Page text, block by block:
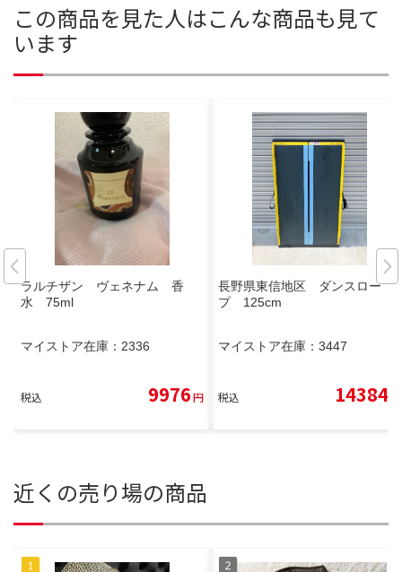
この商品を見た人はこんな商品も見て
います
ラルチザン ヴェネナム 香
水 75ml
マイストア在庫： 2336
税込 9976円
長野県東信地区 ダンスロー
プ 125cm
マイストア在庫： 3447
税込 14384
近くの売り場の商品